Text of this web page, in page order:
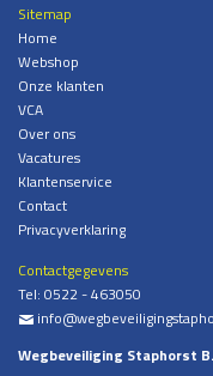
Sitemap
Home
Webshop
Onze klanten
VCA
Over ons
Vacatures
Klantenservice
Contact
Privacyverklaring
Contactgegevens
Tel: 0522 - 463050
%
Wegbeveiliging Staphorst